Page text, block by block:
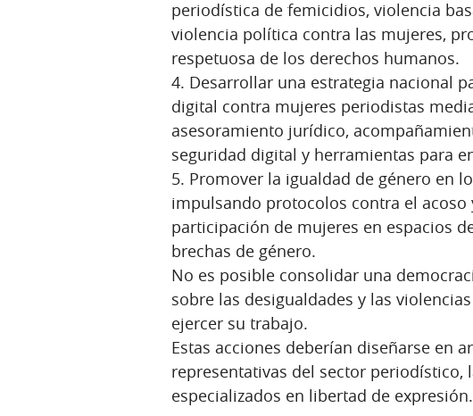
periodística de femicidios, violencia
violencia política contra las mujeres,
respetuosa de los derechos humanos.
4. Desarrollar una estrategia nacional
digital contra mujeres periodistas
asesoramiento jurídico,
seguridad digital y herramientas para
5. Promover la igualdad de género en
impulsando protocolos contra el
participación de mujeres en espacios
brechas de género.
No es posible consolidar una
sobre las desigualdades y las
ejercer su trabajo.
Estas acciones deberían diseñarse en
representativas del sector periodístico,
especializados en libertad de expresión.